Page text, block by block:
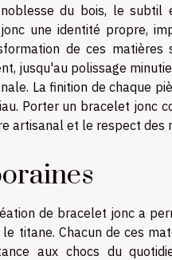
du bois, le
une identité propre,
de ces
jusqu'au polissage
La finition de chaque
Porter un bracelet jonc
artisanal et le respect des
de bracelet jonc a
titane. Chacun de ces
aux chocs du